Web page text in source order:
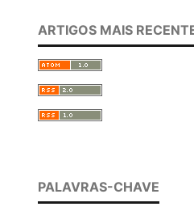
ARTIGOS MAIS
PALAVRAS-CHAVE